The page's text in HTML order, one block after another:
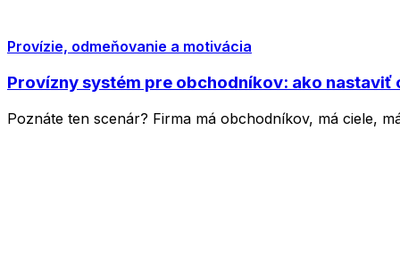
Provízie, odmeňovanie a motivácia
Provízny systém pre obchodníkov: ako
Poznáte ten scenár? Firma má obchodníkov, má ciele,